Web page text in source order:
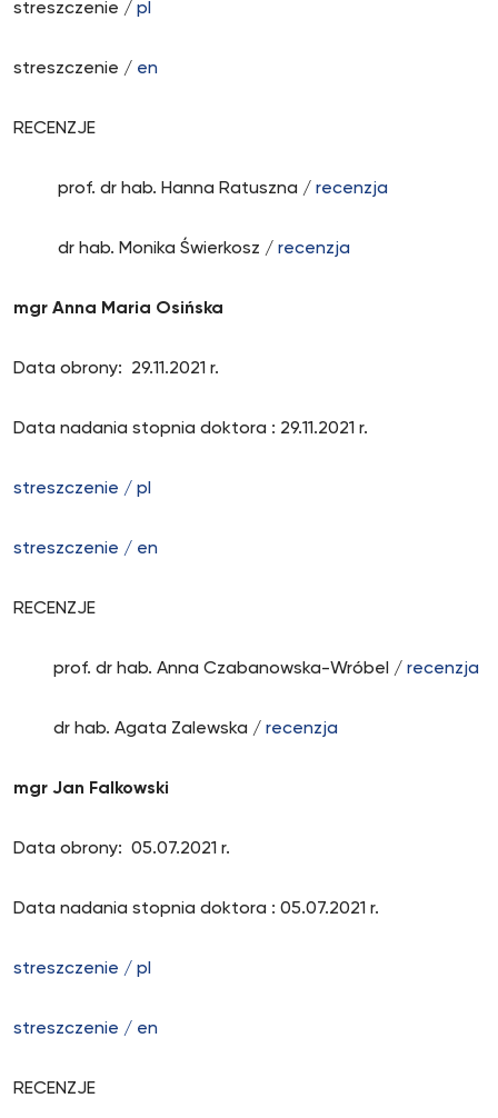
streszczenie / pl
streszczenie / en
RECENZJE
prof. dr hab. Hanna Ratuszna / recenzja
dr hab. Monika Świerkosz / recenzja
mgr Anna Maria Osińska
Data obrony: 29.11.2021 r.
Data nadania stopnia doktora : 29.11.2021 r.
streszczenie / pl
streszczenie / en
RECENZJE
prof. dr hab. Anna Czabanowska-Wróbel / recenzja
dr hab. Agata Zalewska / recenzja
mgr Jan Falkowski
Data obrony: 05.07.2021 r.
Data nadania stopnia doktora : 05.07.2021 r.
streszczenie / pl
streszczenie / en
RECENZJE